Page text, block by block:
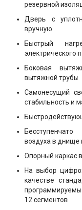
резервной
Дверь с
вручную
Быстрый
электрического
Боковая
вытяжной трубы
Самонесущий
стабильность и
воздуха в днище
Опорный каркас
На выбор
качестве
12 сегментов